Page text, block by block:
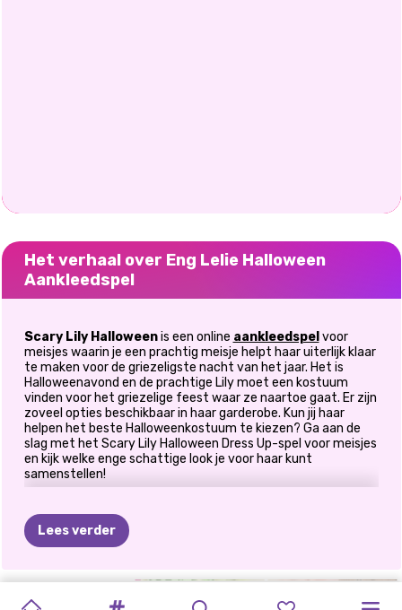
Het verhaal over Eng Lelie Halloween
Aankleedspel
Scary Lily Halloweenis een online aankleedspel voor
meisjes waarin je een prachtig meisje helpt haar uiterlijk klaar
te maken voor de griezeligste nacht van het jaar. Het is
Halloweenavond en de prachtige Lily moet een kostuum
vinden voor het griezelige feest waar ze naartoe gaat. Er zijn
zoveel opties beschikbaar in haar garderobe. Kun jij haar
helpen het beste Halloweenkostuum te kiezen? Ga aan de
slag met het Scary Lily Halloween Dress Up-spel voor meisjes
en kijk welke enge schattige look je voor haar kunt
samenstellen!
aankleedspel?
behoeften van 2020. Deze keer kun je het Scary Lily
Halloween Aankleedspel spelen op een computer,
Lees verder
MAKE-
KARDASHIANS HALLOWEEN
WITCHY-
PRINSESSEN MIJN